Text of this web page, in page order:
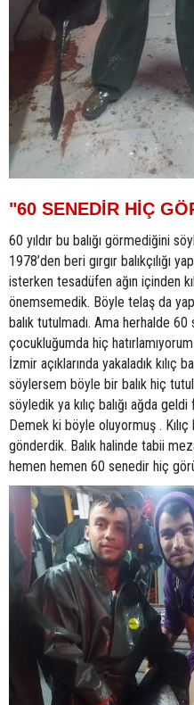
"60 SENEDİR HİÇ
60 yıldır bu balığı görmediğini
1978’den beri gırgır balıkçılığı
isterken tesadüfen ağın içinden
önemsemedik. Böyle telaş da
balık tutulmadı. Ama herhalde
çocukluğumda hiç hatırlamıyorum
İzmir açıklarında yakaladık kılıç
söylersem böyle bir balık hiç
söyledik ya kılıç balığı ağda geldi
Demek ki böyle oluyormuş . Kılıç
gönderdik. Balık halinde tabii
hemen hemen 60 senedir hiç